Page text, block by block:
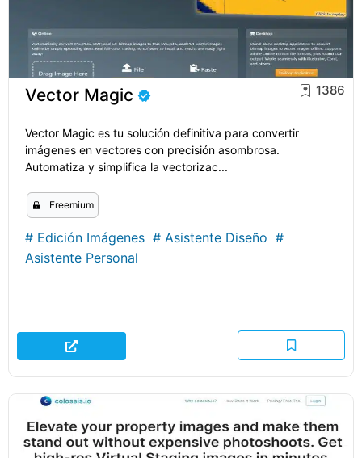
Vector Magic 1386
Vector Magic es tu solución definitiva para convertir
imágenes en vectores con precisión asombrosa.
Automatiza y simplifica la vectorizac...
Freemium
# Edición Imágenes # Asistente Diseño #
Asistente Personal